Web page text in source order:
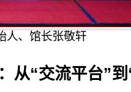
人、馆长张敬轩
从“交流平台”